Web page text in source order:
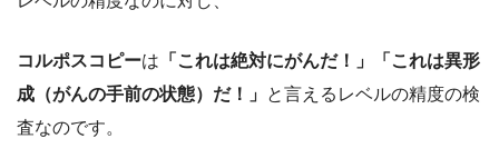
コルポスコピーは 「これは絶対にがんだ！」「これは異形
成（がんの手前の状態）だ！」 と言えるレベルの精度の検
査なのです。